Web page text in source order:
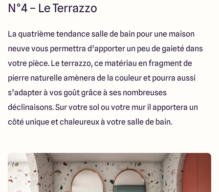
N°4 – Le Terrazzo
La quatrième tendance salle de bain pour une maison
neuve vous permettra d’apporter un peu de gaieté dans
votre pièce. Le terrazzo, ce matériau en fragment de
pierre naturelle amènera de la couleur et pourra aussi
s’adapter à vos goût grâce à ses nombreuses
déclinaisons. Sur votre sol ou votre mur il apportera un
côté unique et chaleureux à votre salle de bain.